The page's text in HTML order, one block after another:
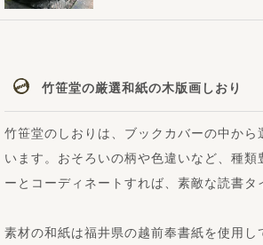
竹笹堂の厳選和紙の木版画しおり
竹笹堂のしおりは、ブックカバーの中か
います。おそろいの柄や色違いなど、種
ーとコーディネートすれば、素敵な読書タ
素材の和紙は福井県の越前奉書紙を使用